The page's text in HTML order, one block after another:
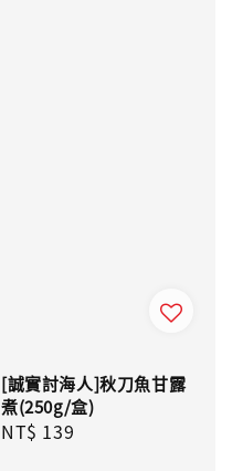
[誠實討海人]秋刀魚甘露
煮(250g/盒)
Regular
NT$ 139